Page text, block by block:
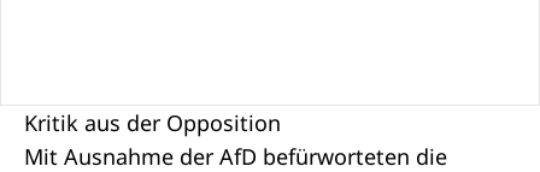
Kritik aus der Opposition
Mit Ausnahme der AfD befürworteten die